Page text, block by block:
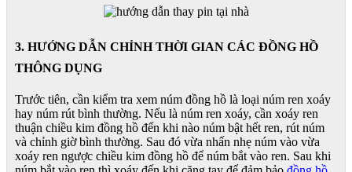
3. HƯỚNG DẪN CHỈNH THỜI GIAN CÁC ĐỒNG HỒ
THÔNG DỤNG
Trước tiên, cần kiểm tra xem núm đồng hồ là loại núm ren xoáy
hay núm rút bình thường. Nếu là núm ren xoáy, cần xoáy ren
thuận chiều kim đồng hồ đến khi nào núm bật hết ren, rút núm
và chỉnh giờ bình thường. Sau đó vừa nhấn nhẹ núm vào vừa
xoáy ren ngược chiều kim đồng hồ để núm bắt vào ren. Sau khi